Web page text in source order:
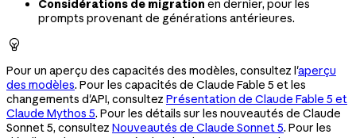
Considérations de migration en dernier, pour les
prompts provenant de générations antérieures.

Pour un aperçu des capacités des modèles, consultez l'aperçu
des modèles. Pour les capacités de Claude Fable 5 et les
changements d'API, consultez Présentation de Claude Fable 5 et
Claude Mythos 5. Pour les détails sur les nouveautés de Claude
Sonnet 5, consultez Nouveautés de Claude Sonnet 5. Pour les